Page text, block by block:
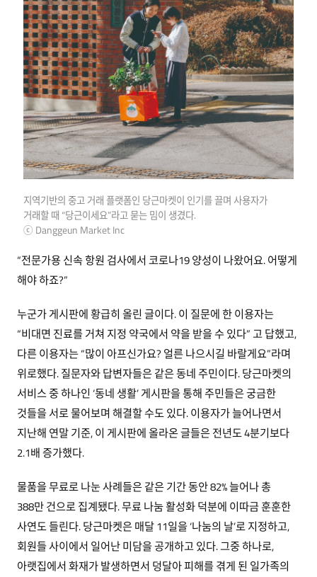
지역기반의 중고 거래 플랫폼인 당근마켓이 인기를 끌며 사용자가
거래할 때 “당근이세요”라고 묻는 밈이 생겼다.
ⓒ Danggeun Market Inc
“전문가용 신속 항원 검사에서 코로나19 양성이 나왔어요. 어떻게
해야 하죠?”
누군가 게시판에 황급히 올린 글이다. 이 질문에 한 이용자는
“비대면 진료를 거쳐 지정 약국에서 약을 받을 수 있다” 고 답했고,
다른 이용자는 “많이 아프신가요? 얼른 나으시길 바랄게요”라며
위로했다. 질문자와 답변자들은 같은 동네 주민이다. 당근마켓의
서비스 중 하나인 ‘동네 생활’ 게시판을 통해 주민들은 궁금한
것들을 서로 물어보며 해결할 수도 있다. 이용자가 늘어나면서
지난해 연말 기준, 이 게시판에 올라온 글들은 전년도 4분기보다
2.1배 증가했다.
물품을 무료로 나눈 사례들은 같은 기간 동안 82% 늘어나 총
388만 건으로 집계됐다. 무료 나눔 활성화 덕분에 이따금 훈훈한
사연도 들린다. 당근마켓은 매달 11일을 ‘나눔의 날’로 지정하고,
회원들 사이에서 일어난 미담을 공개하고 있다. 그중 하나로,
아랫집에서 화재가 발생하면서 덩달아 피해를 겪게 된 일가족의